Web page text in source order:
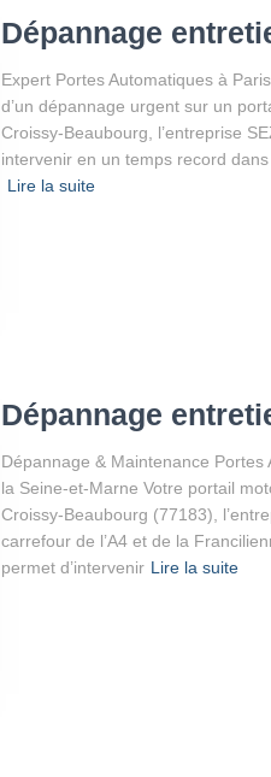
Dépannage
Expert Portes Automatiques à
d’un dépannage urgent sur un
Croissy-Beaubourg, l’entreprise
intervenir en un temps record
Lire la suite
Dépannage
Dépannage & Maintenance
la Seine-et-Marne Votre portail
Croissy-Beaubourg (77183),
carrefour de l’A4 et de la
permet d’intervenir Lire la suite